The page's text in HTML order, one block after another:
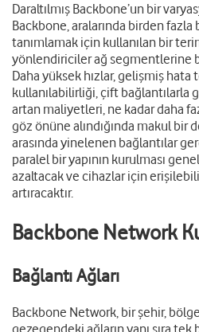
Daraltılmış Backbone’un bir
Backbone, aralarında birden fazla
tanımlamak için kullanılan bir
yönlendiriciler ağ segmentlerine
Daha yüksek hızlar, gelişmiş hata
kullanılabilirliği, çift bağlantılarla
artan maliyetleri, ne kadar daha
göz önüne alındığında makul bir
arasında yinelenen bağlantılar
paralel bir yapının kurulması
azaltacak ve cihazlar için erişilebilir
artıracaktır.
Backbone Network
Bağlantı Ağları
Backbone Network, bir şehir,